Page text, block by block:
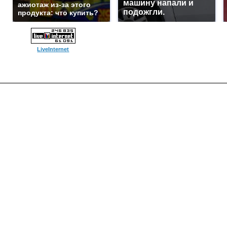
ажиотаж из-за этого
продукта: что купить?
машину напали и
подожгли.
LiveInternet